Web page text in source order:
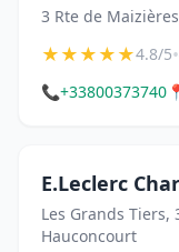
3 Rte de
★★★★★4.8/5•
📞+33800373740
E.Leclerc
Les Grands Tiers,
Hauconcourt